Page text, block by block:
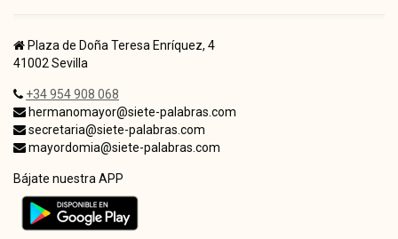
Plaza de Doña Teresa Enríquez, 4
41002 Sevilla
+34 954 908 068
hermanomayor@siete-palabras.com
secretaria@siete-palabras.com
mayordomia@siete-palabras.com
Bájate nuestra APP